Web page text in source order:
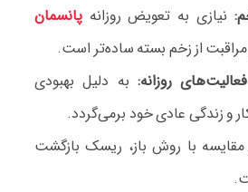
نیازی به تعویض روزانه پانسمان
از زخم بسته ساده‌تر است.
روزانه: به دلیل بهبودی
و زندگی عادی خود برمی‌گردد.
با روش باز، ریسک بازگشت